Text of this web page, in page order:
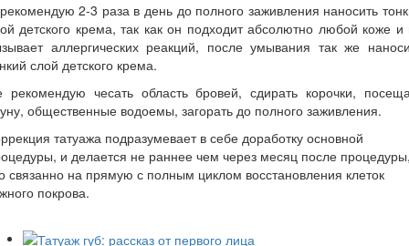
2-3 раза в день до полного заживления наносить
детского крема, так как он подходит абсолютно любой коже и
аллергических реакций, после умывания так же
слой детского крема.
рекомендую чесать область бровей, сдирать корочки,
общественные водоемы, загорать до полного заживления.
татуажа подразумевает в себе доработку основной
и делается не раннее чем через месяц после
связанно на прямую с полным циклом восстановления клеток
покрова.